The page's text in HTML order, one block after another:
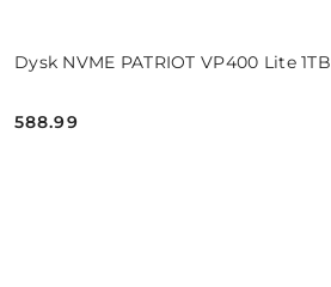
Dysk NVME PATRIOT VP400 Lite 1TB
Cena:
588.99